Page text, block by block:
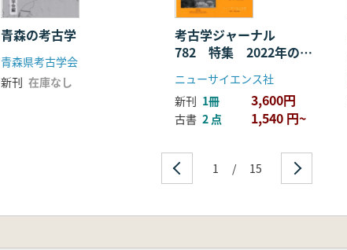
青森の考古学
青森県考古学会
新刊 在庫なし
考古学ジャーナル
782 特集 2022年の考
ニューサイエンス社
新刊 1冊 3,600円
古書 2 点 1,540 円~
1 / 15